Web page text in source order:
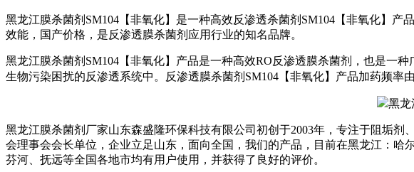
黑龙江膜杀菌剂SM104【非氧化】是一种高效反渗透杀菌剂SM104【非氧化】
效能，国产价格，是反渗透膜杀菌剂应用行业的知名品牌。
黑龙江膜杀菌剂SM104【非氧化】产品是一种高效RO反渗透膜杀菌剂，也是一
生物污染困扰的反渗透系统中。
反渗透膜杀菌剂SM104【非氧化】产品加药频率
黑龙江膜杀菌剂厂家山东森盛隆环保科技有限公司初创于2003年，专注于阻垢
会理事会会长单位，企业立足山东，面向全国，我们的产品，目前在黑龙江：
芬河、抚远等全国各地市均有用户使用，并获得了良好的评价。